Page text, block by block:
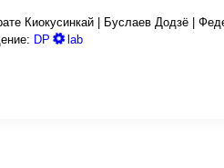
Киокуcинкай | Буслаев Додзё |
DP lab